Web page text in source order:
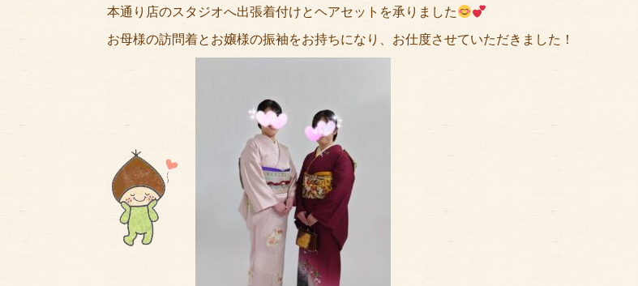
本通り店のスタジオへ出張着付けとヘアセットを承りました
お母様の訪問着とお嬢様の振袖をお持ちになり、お仕度させていただきました！